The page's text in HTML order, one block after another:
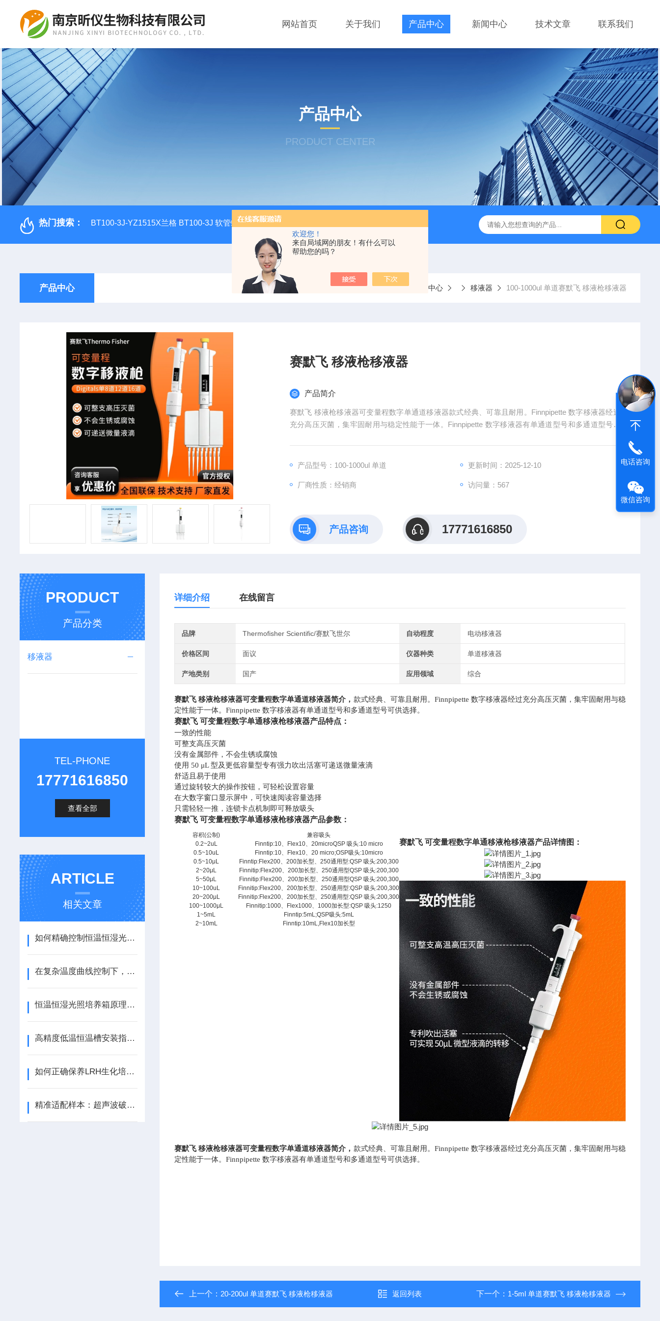
欢迎您！
来自局域网的朋友！有什么可以
帮助您的吗？
网站首页 关于我们 产品中心 新闻中心 技术文章 联系我们
产品中心
PRODUCT CENTER
热门搜索： BT100-3J-YZ1515X兰格 BT100-3J 软管蠕动泵 LDS-1G上海青浦绿洲粮食谷物水分测定仪 叶拓 MGC-1000P 恒温恒湿光照培养箱 LRH-300DB叶拓
产品中心 当前位置：首页 产品中心 移液器 100-1000ul 单道赛默飞 移液枪移液器
赛默飞 移液枪移液器
产品简介
赛默飞 移液枪移液器可变量程数字单通道移液器款式经典、可靠且耐用。Finnpipette 数字移液器经过
充分高压灭菌，集牢固耐用与稳定性能于一体。Finnpipette 数字移液器有单通道型号和多通道型号可
产品型号：100-1000ul 单道 更新时间：2025-12-10
厂商性质：经销商 访问量：567
产品咨询 17771616850
PRODUCT
产品分类
移液器
TEL-PHONE
17771616850
查看全部
ARTICLE
相关文章
如何精确控制恒温恒湿光照培养箱的光照时间？
在复杂温度曲线控制下，一体式高温马弗炉的响应准确性如何？
恒温恒湿光照培养箱原理与植物与微生物培养应用
高精度低温恒温槽安装指南：步骤与注意事项
如何正确保养LRH生化培养箱？实用维护建议
精准适配样本：超声波破碎仪采购核心指标指南
详细介绍 在线留言
品牌 Thermofisher Scientific/赛默飞世尔 自动程度 电动移液器
价格区间 面议 仪器种类 单道移液器
产地类别 国产 应用领域 综合
赛默飞 移液枪移液器可变量程数字单通道移液器简介， 款式经典、可靠且耐用。 Finnpipette 数字移液器经过充分高压灭菌，集牢固耐用与稳
定性能于一体。Finnpipette 数字移液器有单通道型号和多通道型号可供选择。
赛默飞 可变量程数字单通移液枪移液器产品特点：
一致的性能
可整支高压灭菌
没有金属部件，不会生锈或腐蚀
使用 50 μL 型及更低容量型专有强力吹出活塞可递送微量液滴
舒适且易于使用
通过旋转较大的操作按钮，可轻松设置容量
在大数字窗口显示屏中，可快速阅读容量选择
只需轻轻一推，连锁卡点机制即可释放吸头
赛默飞 可变量程数字单通移液枪移液器产品参数：
容积(公制)
兼容吸头
0.2~2uL
Finntip:10、Flex10、20microQSP 吸头:10 micro
0.5~10uL
Finntip:10、Flex10、20 micro;OSP吸头:10micro
0.5~10μL
Finntip:Flex200、200加长型、250通用型:QSP 吸头:200,300
2~20μL
Finnitip:Flex200、200加长型、250通用型QSP 吸头:200,300
5~50μL
Finnitip:Flex200、200加长型、250通用型QSP 吸头:200,300
10~100uL
Finnitip:Flex200、200加长型、250通用型:QSP 吸头:200,300
20~200μL
Finnitip:Flex200、200加长型、250通用型:QSP 吸头:200,300
100~1000μL
Finnitip:1000、Flex1000、1000加长型:QSP 吸头:1250
1~5mL
Finntip:5mL;QSP吸头:5mL
2~10mL
Finntip:10mL,Flex10加长型
赛默飞 可变量程数字单通移液枪移液器产品详情图：
赛默飞 移液枪移液器可变量程数字单通道移液器简介， 款式经典、可靠且耐用。 Finnpipette 数字移液器经过充分高压灭菌，集牢固耐用与稳
定性能于一体。Finnpipette 数字移液器有单通道型号和多通道型号可供选择。
上一个： 20-200ul 单道赛默飞 移液枪移液器 返回列表 下一个： 1-5ml 单道赛默飞 移液枪移液器
电话咨询
微信咨询